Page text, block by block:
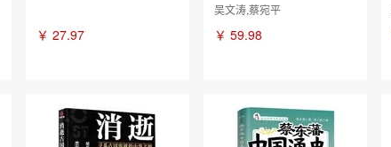
￥ 27.97
吴文涛,蔡宛平
￥ 59.98